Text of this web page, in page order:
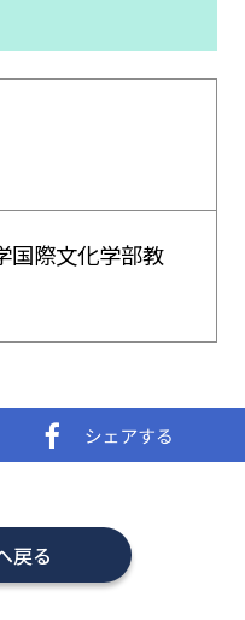
国際文化学部教
戻る